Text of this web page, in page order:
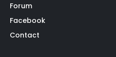
Forum
Facebook
Contact